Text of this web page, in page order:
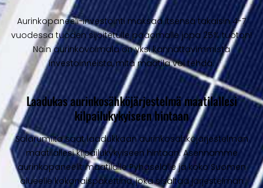
Aurinkopaneeli-investointi maksaa itsensä takaisin 4-7
vuodessa tuoden sijoitetulle pääomalle jopa 25% tuoton!
Näin aurinkovoimala on yksi kannattavimmista
investoinneista, mitä maatila voi tehdä.
Laadukas aurinkosähköjärjestelmä maatilallesi
kilpailukykyiseen hintaan
Solarumilta saat laadukkaan aurinkosähköjärjestelmän
maatilallesi kilpailukykyiseen hintaan. Asennamme
aurinkopaneelit maatilalle Pyhäselälle ja koko Suomen
alueelle kokonaispakettina, joka sisältää järjestelmän